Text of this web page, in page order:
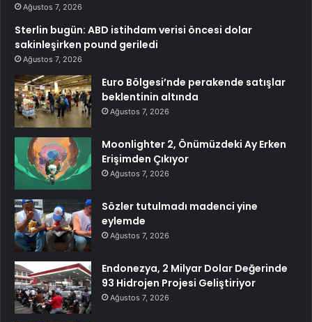
Ağustos 7, 2026
Sterlin bugün: ABD istihdam verisi öncesi dolar
sakinleşirken pound geriledi
Ağustos 7, 2026
Euro Bölgesi’nde perakende satışlar
beklentinin altında
Ağustos 7, 2026
Moonlighter 2, Önümüzdeki Ay Erken
Erişimden Çıkıyor
Ağustos 7, 2026
Sözler tutulmadı madenci yine
eylemde
Ağustos 7, 2026
Endonezya, 2 Milyar Dolar Değerinde
93 Hidrojen Projesi Geliştiriyor
Ağustos 7, 2026